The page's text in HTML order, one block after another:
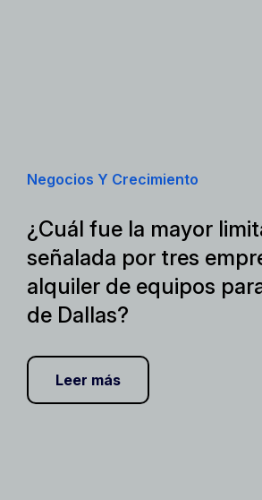
Negocios Y Crecimiento
¿Cuál fue la mayor
señalada por tres
alquiler de equipos
de Dallas?
Leer más